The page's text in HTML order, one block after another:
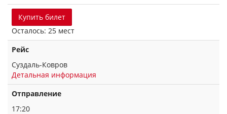
Купить билет
Осталось: 25 мест
Рейс
Суздаль-Ковров
Детальная информация
Отправление
17:20